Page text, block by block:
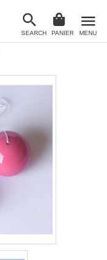

SEARCH PANIER
menu
MENU